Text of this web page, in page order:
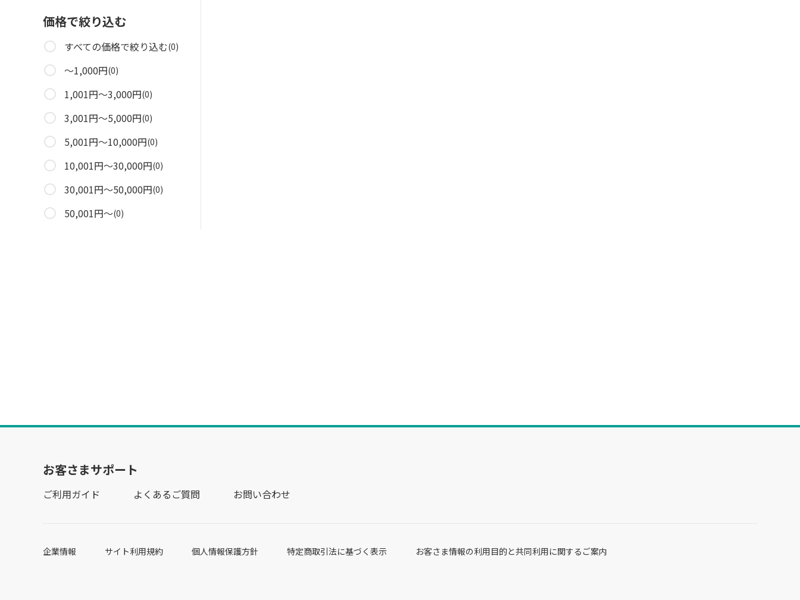
価格で絞り込む
すべての価格で絞り込む(0)
～1,000円(0)
1,001円～3,000円(0)
3,001円～5,000円(0)
5,001円～10,000円(0)
10,001円～30,000円(0)
30,001円～50,000円(0)
50,001円～(0)
お客さまサポート
ご利用ガイド よくあるご質問 お問い合わせ
企業情報 サイト利用規約 個人情報保護方針 特定商取引法に基づく表示 お客さま情報の利用目的と共同利用に関するご案内